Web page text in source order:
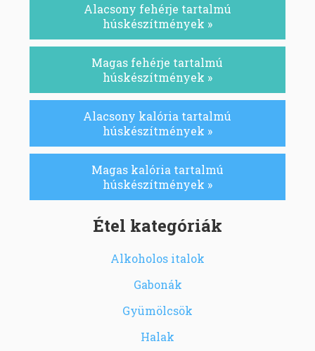
Alacsony fehérje tartalmú
húskészítmények »
Magas fehérje tartalmú
húskészítmények »
Alacsony kalória tartalmú
húskészítmények »
Magas kalória tartalmú
húskészítmények »
Étel kategóriák
Alkoholos italok
Gabonák
Gyümölcsök
Halak